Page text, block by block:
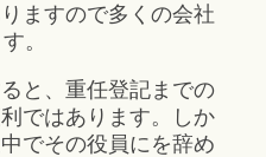
ますので多くの会社
。
と、重任登記までの
ではあります。しか
でその役員にを辞め